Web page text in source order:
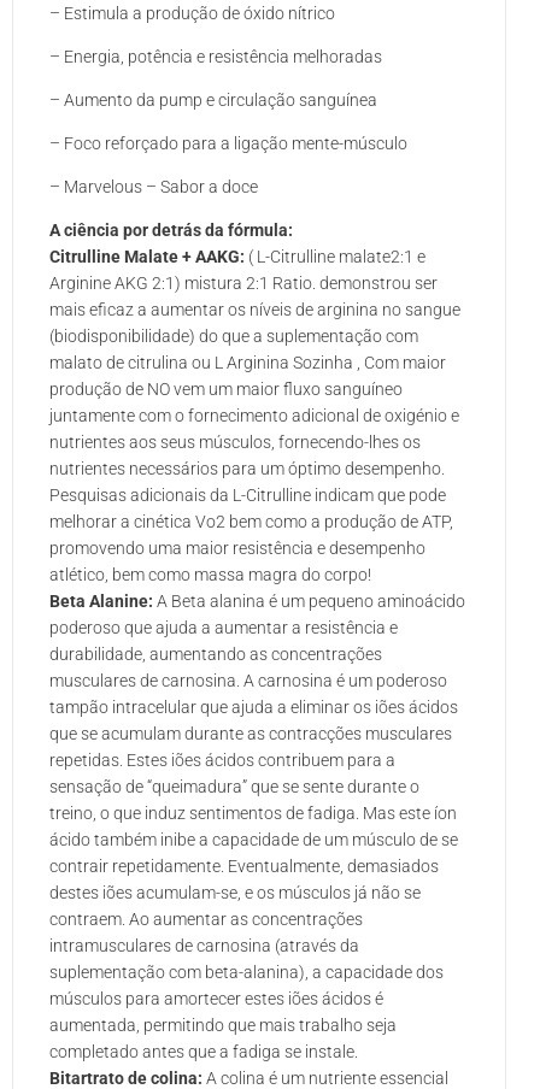
– Estimula a produção de óxido nítrico
– Energia, potência e resistência melhoradas
– Aumento da pump e circulação sanguínea
– Foco reforçado para a ligação mente-músculo
– Marvelous – Sabor a doce
A ciência por detrás da fórmula:
Citrulline Malate + AAKG: ( L-Citrulline malate2:1 e
Arginine AKG 2:1) mistura 2:1 Ratio. demonstrou ser
mais eficaz a aumentar os níveis de arginina no sangue
(biodisponibilidade) do que a suplementação com
malato de citrulina ou L Arginina Sozinha , Com maior
produção de NO vem um maior fluxo sanguíneo
juntamente com o fornecimento adicional de oxigénio e
nutrientes aos seus músculos, fornecendo-lhes os
nutrientes necessários para um óptimo desempenho.
Pesquisas adicionais da L-Citrulline indicam que pode
melhorar a cinética Vo2 bem como a produção de ATP,
promovendo uma maior resistência e desempenho
atlético, bem como massa magra do corpo!
Beta Alanine: A Beta alanina é um pequeno aminoácido
poderoso que ajuda a aumentar a resistência e
durabilidade, aumentando as concentrações
musculares de carnosina. A carnosina é um poderoso
tampão intracelular que ajuda a eliminar os iões ácidos
que se acumulam durante as contracções musculares
repetidas. Estes iões ácidos contribuem para a
sensação de “queimadura” que se sente durante o
treino, o que induz sentimentos de fadiga. Mas este íon
ácido também inibe a capacidade de um músculo de se
contrair repetidamente. Eventualmente, demasiados
destes iões acumulam-se, e os músculos já não se
contraem. Ao aumentar as concentrações
intramusculares de carnosina (através da
suplementação com beta-alanina), a capacidade dos
músculos para amortecer estes iões ácidos é
aumentada, permitindo que mais trabalho seja
completado antes que a fadiga se instale.
Bitartrato de colina: A colina é um nutriente essencial